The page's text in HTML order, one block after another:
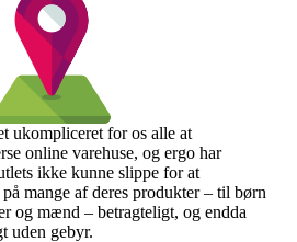
ukompliceret for os alle at
online varehuse, og ergo har
ikke kunne slippe for at
mange af deres produkter – til børn
og mænd – betragteligt, og endda
uden gebyr.